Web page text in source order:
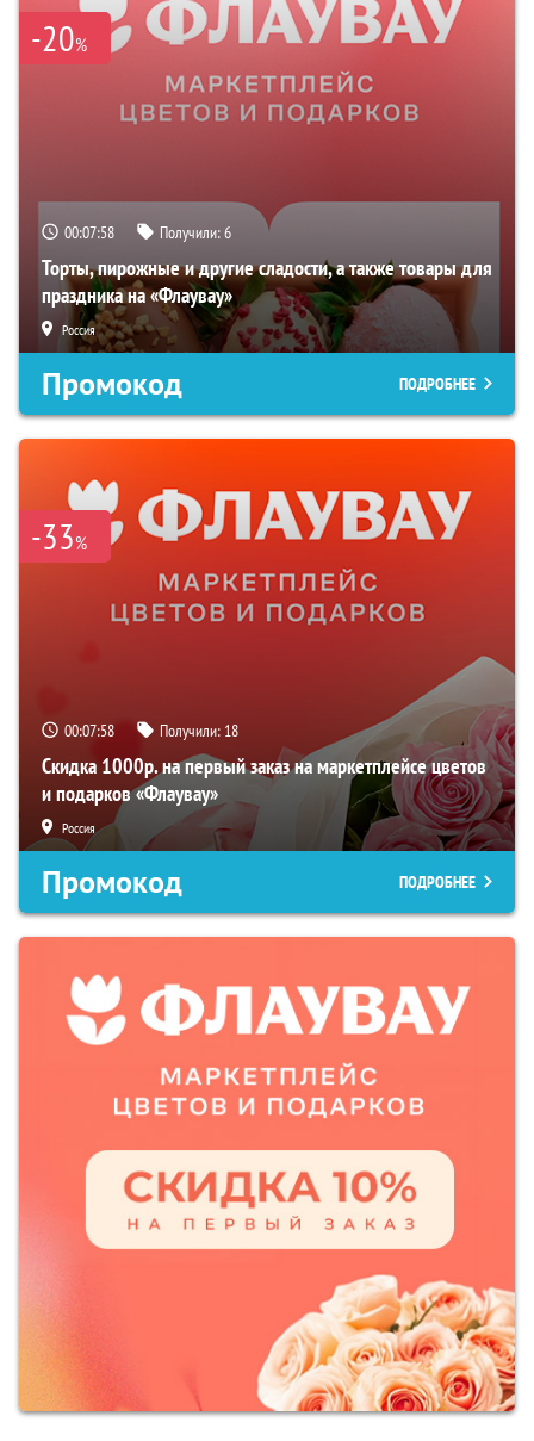
-20%
00:07:57 Получили:6
Торты, пирожные и другие сладости, а также товары для
праздника на «Флаувау»
Россия
Промокод ПОДРОБНЕЕ
-33%
00:07:57 Получили: 18
Скидка 1000р. на первый заказ на маркетплейсе цветов
и подарков «Флаувау»
Россия
Промокод ПОДРОБНЕЕ